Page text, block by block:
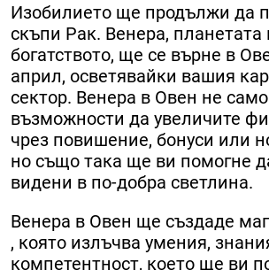
Изобилието ще продължи да
скъпи Рак. Венера, планетата
богатството, ще се върне в
април, осветявайки вашия
сектор. Венера в Овен не
възможности да увеличите
чрез повишение, бонуси или
но също така ще ви помогне
видени в по-добра светлина.
Венера в Овен ще създаде
, която излъчва умения,
компетентност, което ще ви